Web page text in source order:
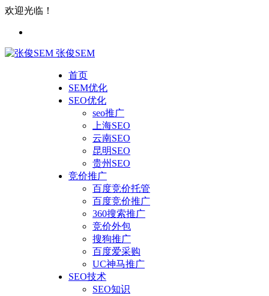
欢迎光临！
张俊SEM
首页
SEM优化
SEO优化
seo推广
上海SEO
云南SEO
昆明SEO
贵州SEO
竞价推广
百度竞价托管
百度竞价推广
360搜索推广
竞价外包
搜狗推广
百度爱采购
UC神马推广
SEO技术
SEO知识